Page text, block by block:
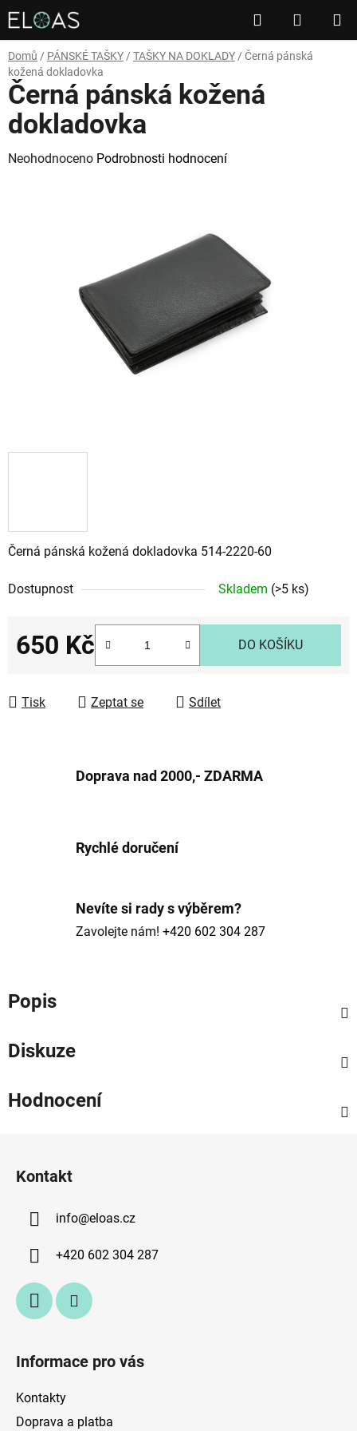
Přejít
na
obsah
Hledat
KOŠÍK
Domů / PÁNSKÉ TAŠKY / TAŠKY NA DOKLADY / Černá pánská
kožená dokladovka
Černá pánská kožená dokladovka 514-2220-60
Dostupnost Skladem (>5 ks)
650 Kč DO KOŠÍKU
Tisk Zeptat se Sdílet
Černá pánská kožená
dokladovka
Průměrné
Neohodnoceno Podrobnosti hodnocení
Doprava nad 2000,- ZDARMA
Rychlé doručení
Nevíte si rady s výběrem?
Zavolejte nám! +420 602 304 287
Popis
Diskuze
Hodnocení
Kontakt
info@eloas.cz
+420 602 304 287
Informace pro vás
Kontakty
Doprava a platba